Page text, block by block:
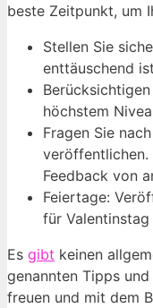
beste Zeitpunkt, um
Stellen Sie
enttäuschend
höchstem
Fragen Sie
veröffentlichen.
Feedback von
Feiertage:
für
Es gibt keinen
genannten Tipps
freuen und mit dem